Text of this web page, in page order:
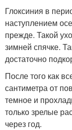
Глоксиния в
наступлением
прежде. Такой
зимней спячке.
достаточно
После того как
сантиметра от
темное и
только зрелые
через год.